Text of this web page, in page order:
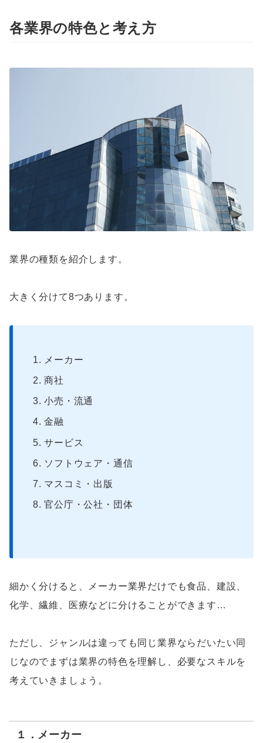
各業界の特色と考え方
業界の種類を紹介します。
大きく分けて8つあります。
メーカー
商社
小売・流通
金融
サービス
ソフトウェア・通信
マスコミ・出版
官公庁・公社・団体
細かく分けると、メーカー業界だけでも食品、建設、
化学、繊維、医療などに分けることができます…
ただし、ジャンルは違っても同じ業界ならだいたい同
じなのでまずは業界の特色を理解し、必要なスキルを
考えていきましょう。
１．メーカー